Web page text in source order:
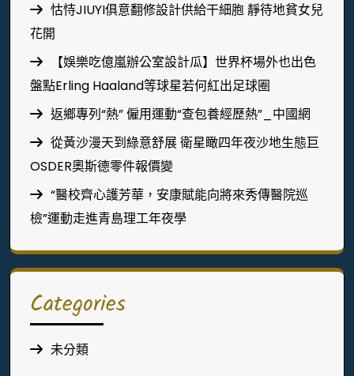
怙恃JIUYI俱意翻修設計供給干細胞 靜待地貧女兒
花開
【娛樂吃億嵐辦公室設計瓜】世界杯場外也出色
盤點Erling Haaland等球星若何紅出足球圈
返鄉專列“熱” 僱用運動“查包養經歷熱”_中國網
從黃沙漫天到綠意舒展 衛星瞰四年夜沙地生態巨
OSDER奧斯德零件報價變
“醫校齊心護芳華，安康賦能向將來秀傳醫院巡
檢”運動走進青島理工年夜學
Categories
未分類